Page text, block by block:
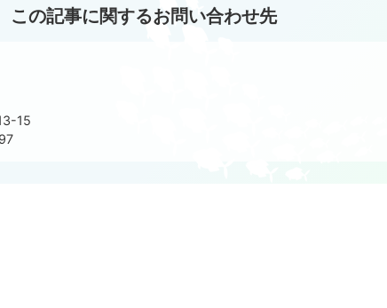
この記事に関するお問い合わせ先
15